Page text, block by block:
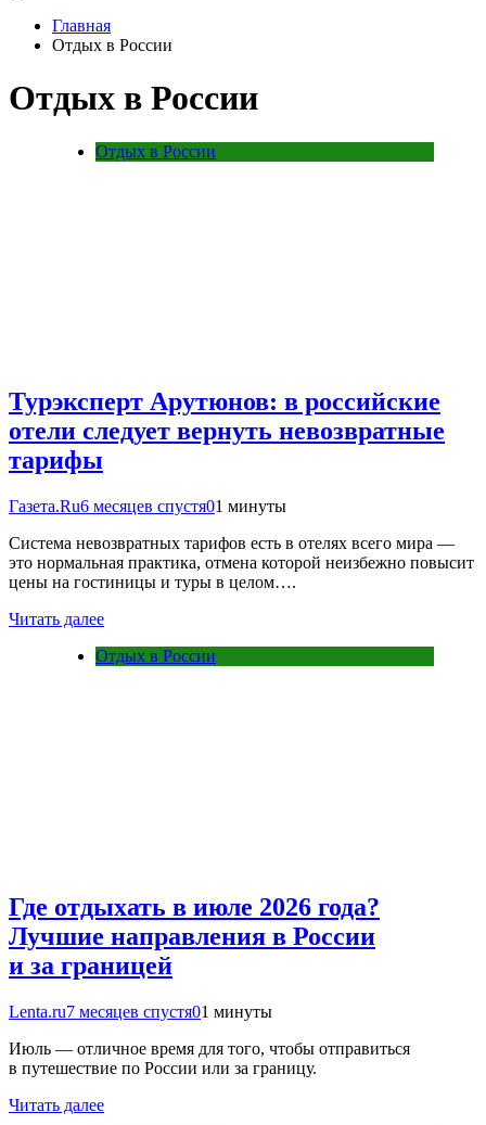
Главная
Отдых в России
Отдых в России
Отдых в России
Турэксперт Арутюнов: в российские
отели следует вернуть невозвратные
тарифы
Газета.Ru6 месяцев спустя01 минуты
Система невозвратных тарифов есть в отелях всего мира —
это нормальная практика, отмена которой неизбежно повысит
цены на гостиницы и туры в целом….
Читать далее
Отдых в России
Где отдыхать в июле 2026 года?
Лучшие направления в России
и за границей
Lenta.ru7 месяцев спустя01 минуты
Июль — отличное время для того, чтобы отправиться
в путешествие по России или за границу.
Читать далее